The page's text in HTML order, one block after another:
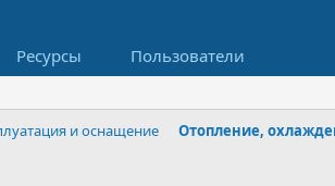
Ресурсы Пользователи
и оснащение Отопление,